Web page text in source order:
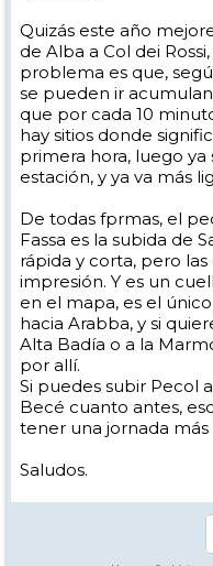
Quizás este año
de Alba a Col dei
problema es que,
se pueden ir
que por cada 10
hay sitios donde
primera hora, luego
estación, y ya va más
De todas fprmas, el
Fassa es la subida de
rápida y corta, pero
impresión. Y es un
en el mapa, es el
hacia Arabba, y si
Alta Badía o a la
por allí.
Si puedes subir Pecol
Becé cuanto antes,
tener una jornada más
Saludos.